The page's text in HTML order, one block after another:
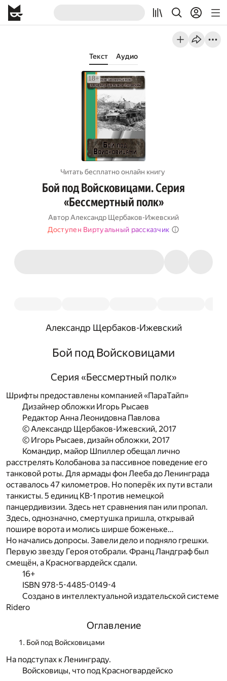
Текст Аудио
Читать бесплатно онлайн книгу
Бой под Войсковицами. Серия
«Бессмертный полк»
АвторАлександр Щербаков-Ижевский
Доступен Виртуальный рассказчик
Александр Щербаков-Ижевский
Бой под Войсковицами
Серия «Бессмертный полк»
Шрифты предоставлены компанией «ПараТайп»
Дизайнер обложки Игорь Рысаев
Редактор Анна Леонидовна Павлова
© Александр Щербаков-Ижевский, 2017
© Игорь Рысаев, дизайн обложки, 2017
Командир, майор Шпиллер обещал лично
расстрелять Колобанова за пассивное поведение его
танковой роты. Для армады фон Лееба до Ленинграда
оставалось 47 километров. Но поперёк их пути встали
танкисты. 5 единиц КВ-1 против немецкой
панцердивизии. Здесь нет сравнения пан или пропал.
Здесь, однозначно, смертушка пришла, открывай
пошире ворота и молись ширше боженьке…
Но начались допросы. Завели дело и подняло грешки.
Первую звезду Героя отобрали. Франц Ландграф был
смещён, а Красногвардейск сдали.
16+
ISBN 978-5-4485-0149-4
Создано в интеллектуальной издательской системе
Ridero
Оглавление
Бой под Войсковицами
На подступах к Ленинграду.
Войсковицы, что под Красногвардейско